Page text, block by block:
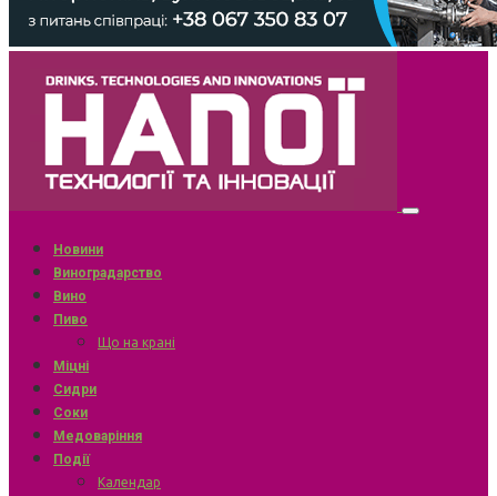
Новини
Виноградарство
Вино
Пиво
Що на крані
Міцні
Сидри
Соки
Медоваріння
Події
Календар